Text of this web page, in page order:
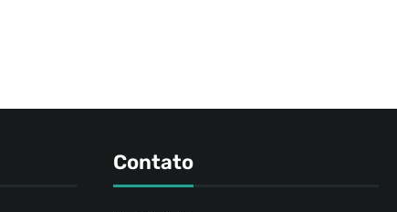
Contato